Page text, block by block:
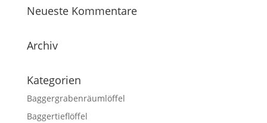
Neueste Kommentare
Archiv
Kategorien
Baggergrabenräumlöffel
Baggertieflöffel